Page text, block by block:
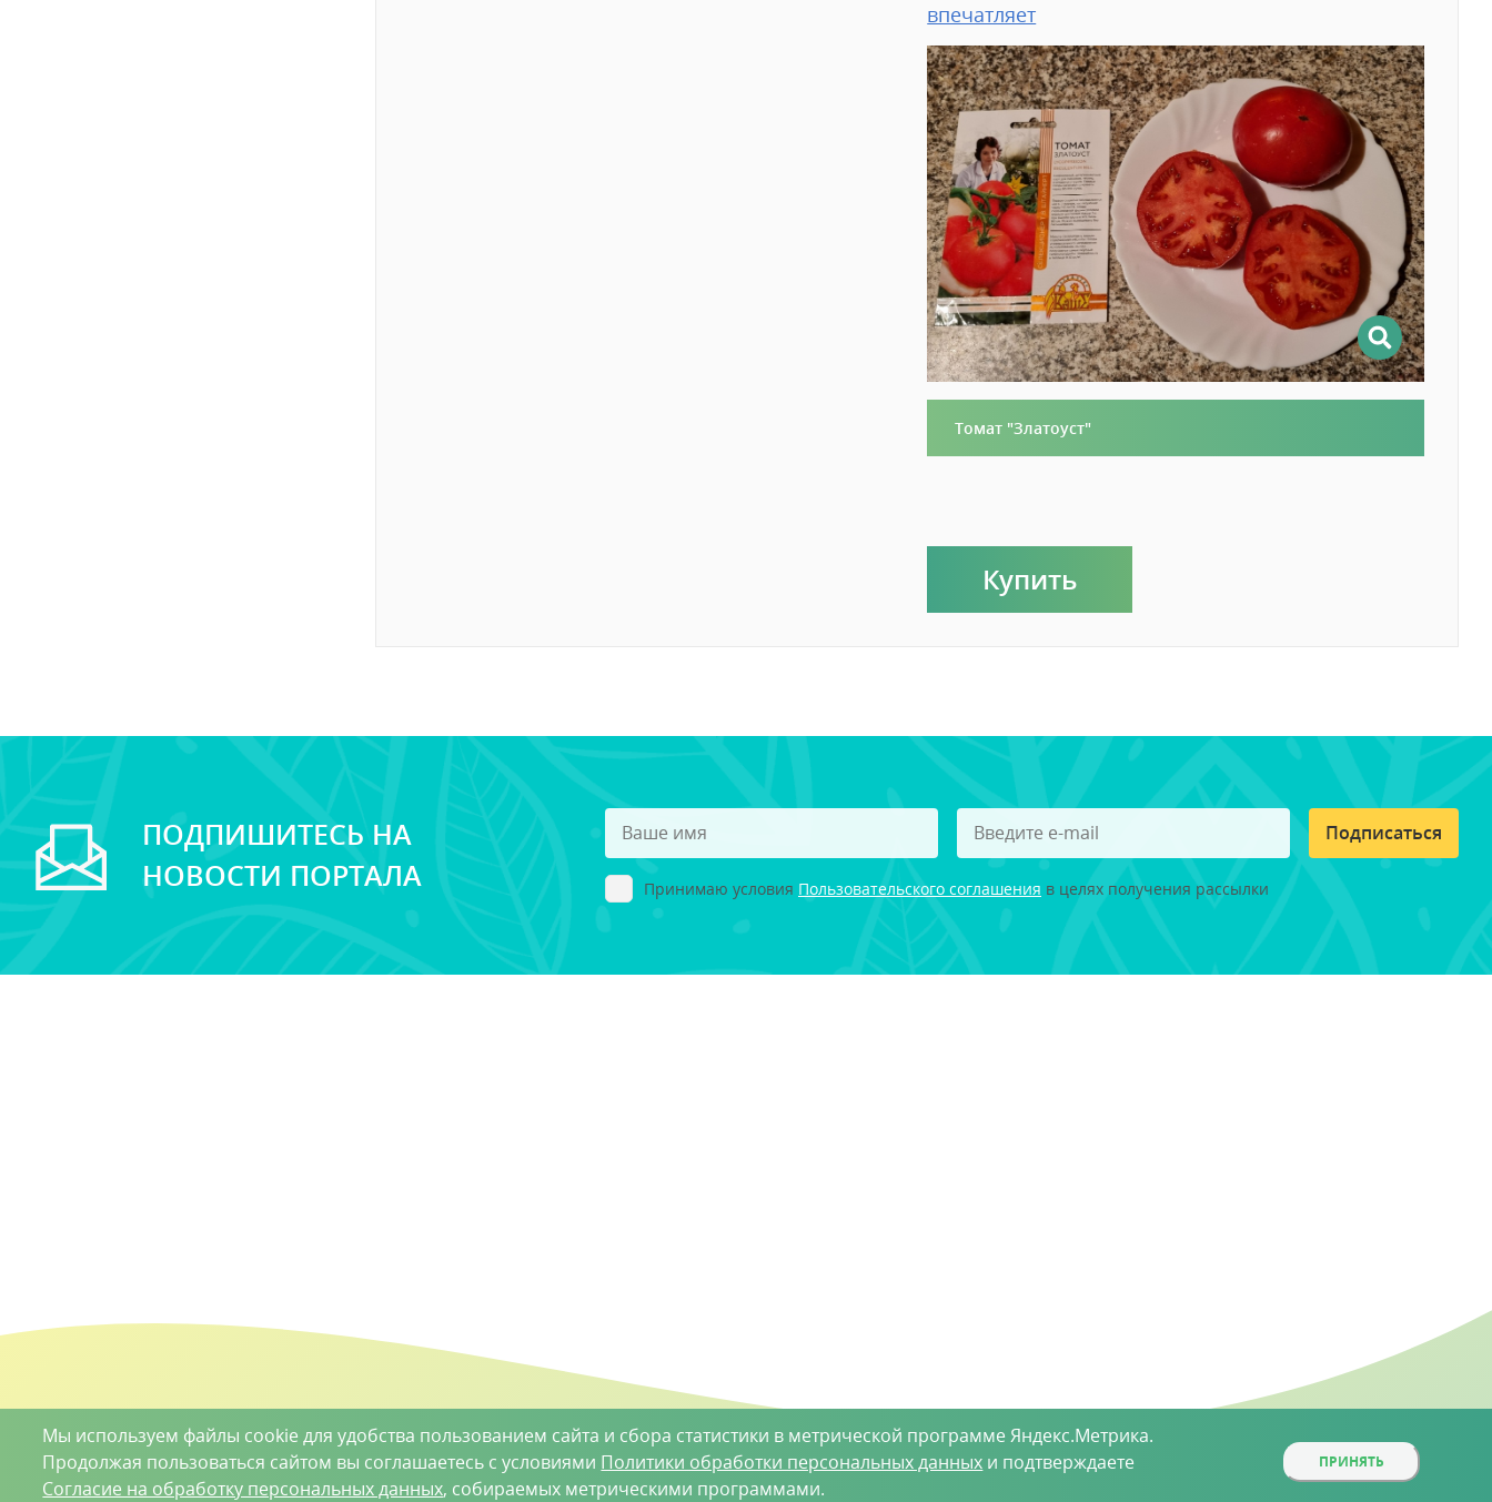
впечатляет
Томат "Златоуст"
Купить
ПОДПИШИТЕСЬ НА
НОВОСТИ ПОРТАЛА
Подписаться
Принимаю условия Пользовательского соглашения в целях получения рассылки
Мы используем файлы cookie для удобства пользованием сайта и сбора статистики в метрической программе Яндекс.Метрика.
Продолжая пользоваться сайтом вы соглашаетесь с условиями Политики обработки персональных данных и подтверждаете
Согласие на обработку персональных данных, собираемых метрическими программами.
ПРИНЯТЬ